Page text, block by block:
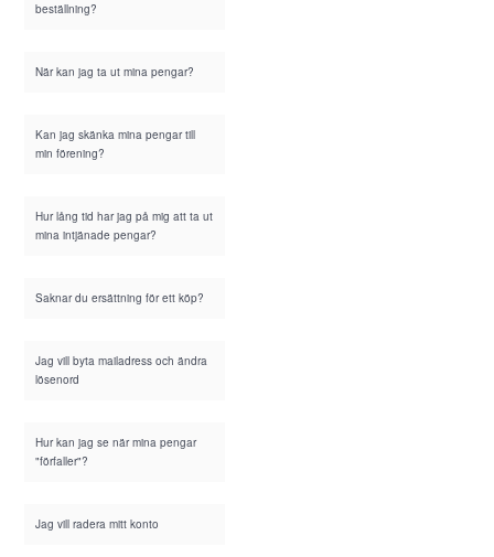
beställning?
När kan jag ta ut mina pengar?
Kan jag skänka mina pengar till
min förening?
Hur lång tid har jag på mig att ta ut
mina intjänade pengar?
Saknar du ersättning för ett köp?
Jag vill byta mailadress och ändra
lösenord
Hur kan jag se när mina pengar
"förfaller"?
Jag vill radera mitt konto